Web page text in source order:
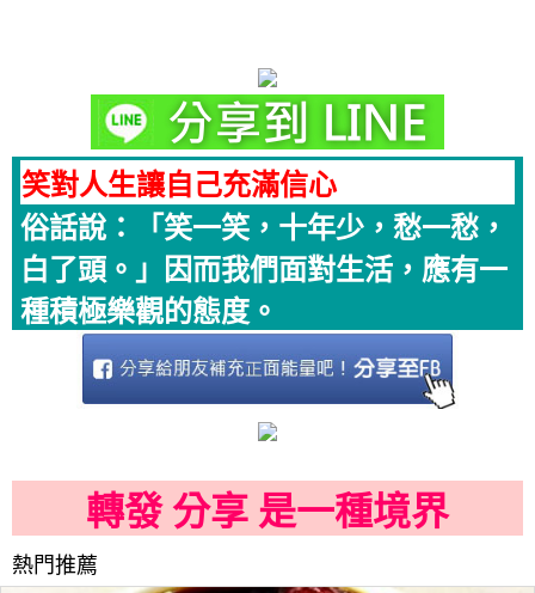
笑對人生讓自己充滿信心
俗話說：「笑一笑，十年少，愁一愁，
白了頭。」因而我們面對生活，應有一
種積極樂觀的態度。
轉發 分享 是一種境界
熱門推薦